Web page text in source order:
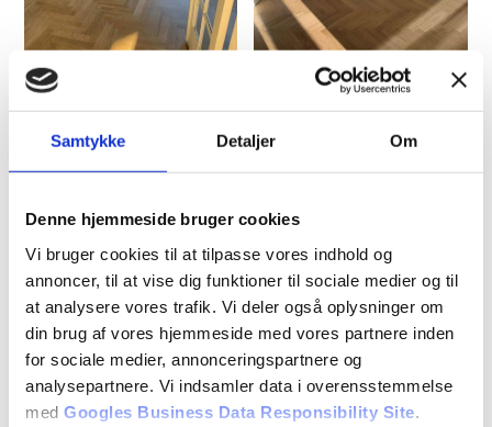
Samtykke Detaljer Om
Denne hjemmeside bruger cookies
Vi bruger cookies til at tilpasse vores indhold og
annoncer, til at vise dig funktioner til sociale medier og til
at analysere vores trafik. Vi deler også oplysninger om
din brug af vores hjemmeside med vores partnere inden
for sociale medier, annonceringspartnere og
analysepartnere. Vi indsamler data i overensstemmelse
med Googles Business Data Responsibility Site